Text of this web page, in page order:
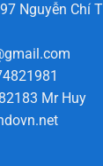
Nguyễn Chí
Mr Huy